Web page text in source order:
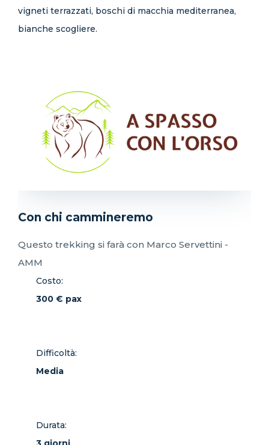
vigneti terrazzati, boschi di macchia mediterranea,
bianche scogliere.
Con chi cammineremo
Questo trekking si farà con Marco Servettini -
AMM
Costo:
300 € pax
Difficoltà:
Media
Durata: